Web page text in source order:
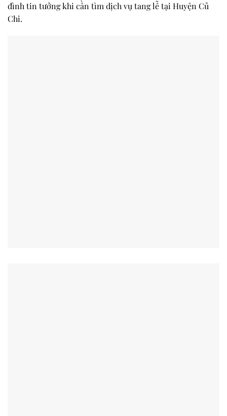
đình tin tưởng khi cần tìm dịch vụ tang lễ tại Huyện Củ
Chi.